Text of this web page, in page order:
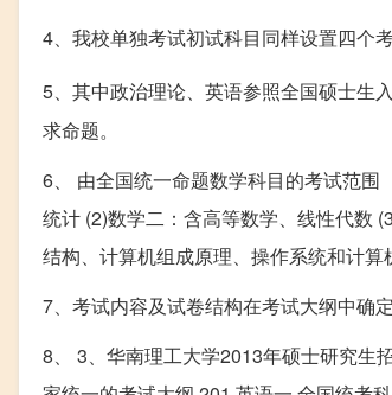
4、我校单独考试初试科目同样设置四个
5、其中政治理论、英语参照全国硕士生
求命题。
6、 由全国统一命题数学科目的考试范
统计 (2)数学二：含高等数学、线性代数
结构、计算机组成原理、操作系统和计
7、考试内容及试卷结构在考试大纲中确定
8、 3、华南理工大学2013年硕士研究生